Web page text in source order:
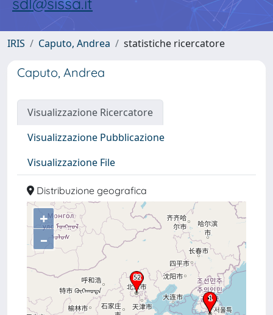
IRIS Caputo, Andrea statistiche ricercatore
Caputo, Andrea
Visualizzazione Ricercatore
Visualizzazione Pubblicazione
Visualizzazione File
Distribuzione geografica
+
–